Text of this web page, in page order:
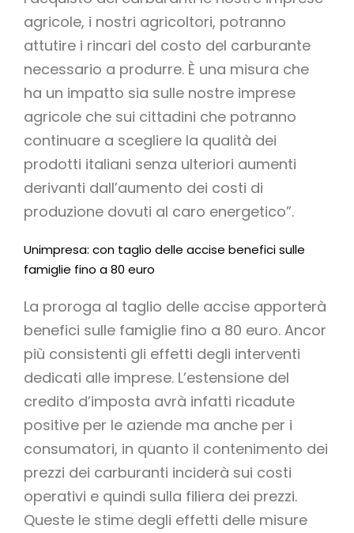
agricole, i nostri agricoltori, potranno
attutire i rincari del costo del carburante
necessario a produrre. È una misura che
ha un impatto sia sulle nostre imprese
agricole che sui cittadini che potranno
continuare a scegliere la qualità dei
prodotti italiani senza ulteriori aumenti
derivanti dall’aumento dei costi di
produzione dovuti al caro energetico”.
Unimpresa: con taglio delle accise benefici sulle
famiglie fino a 80 euro
La proroga al taglio delle accise apporterà
benefici sulle famiglie fino a 80 euro. Ancor
più consistenti gli effetti degli interventi
dedicati alle imprese. L’estensione del
credito d’imposta avrà infatti ricadute
positive per le aziende ma anche per i
consumatori, in quanto il contenimento dei
prezzi dei carburanti inciderà sui costi
operativi e quindi sulla filiera dei prezzi.
Queste le stime degli effetti delle misure